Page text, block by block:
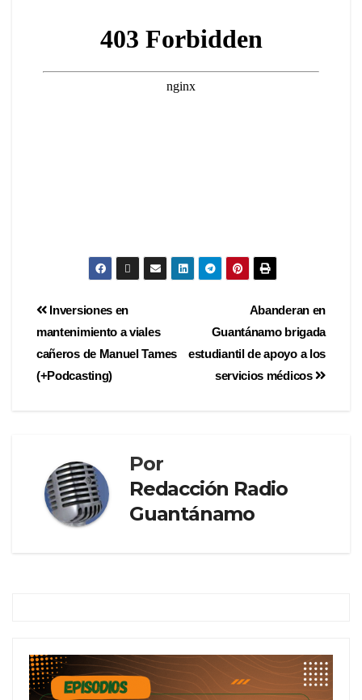
Abanderan en
Guantánamo brigada
estudiantil de apoyo a los
servicios médicos
Inversiones en
mantenimiento a viales
cañeros de Manuel Tames
(+Podcasting)
Por
Redacción Radio
Guantánamo